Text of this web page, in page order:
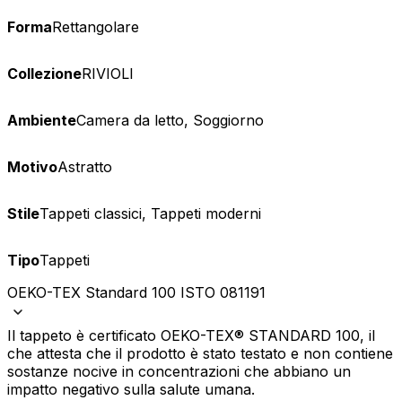
FormaRettangolare
CollezioneRIVIOLI
AmbienteCamera da letto, Soggiorno
MotivoAstratto
StileTappeti classici, Tappeti moderni
TipoTappeti
OEKO-TEX Standard 100 ISTO 081191
Il tappeto è certificato OEKO-TEX® STANDARD 100, il
che attesta che il prodotto è stato testato e non contiene
sostanze nocive in concentrazioni che abbiano un
impatto negativo sulla salute umana.